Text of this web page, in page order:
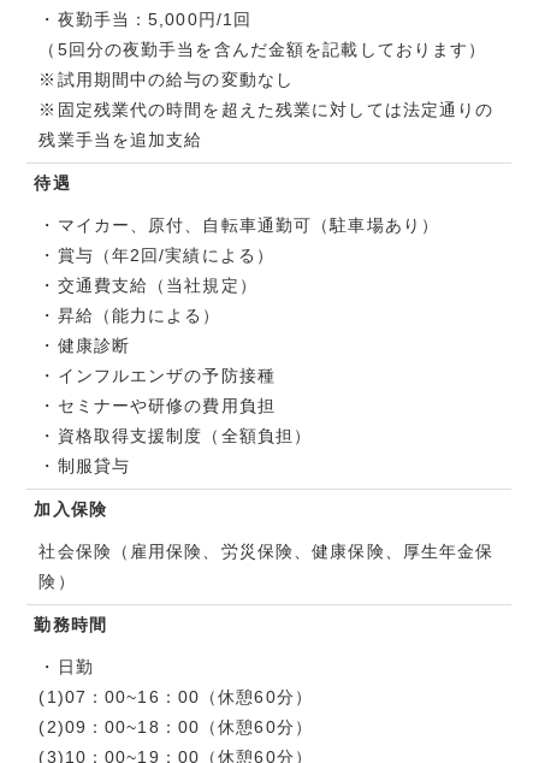
・夜勤手当：5,000円/1回
（5回分の夜勤手当を含んだ金額を記載しております）
※試用期間中の給与の変動なし
※固定残業代の時間を超えた残業に対しては法定通りの
残業手当を追加支給
待遇
・マイカー、原付、自転車通勤可（駐車場あり）
・賞与（年2回/実績による）
・交通費支給（当社規定）
・昇給（能力による）
・健康診断
・インフルエンザの予防接種
・セミナーや研修の費用負担
・資格取得支援制度（全額負担）
・制服貸与
加入保険
社会保険（雇用保険、労災保険、健康保険、厚生年金保
険）
勤務時間
・日勤
(1)07：00~16：00（休憩60分）
(2)09：00~18：00（休憩60分）
(3)10：00~19：00（休憩60分）